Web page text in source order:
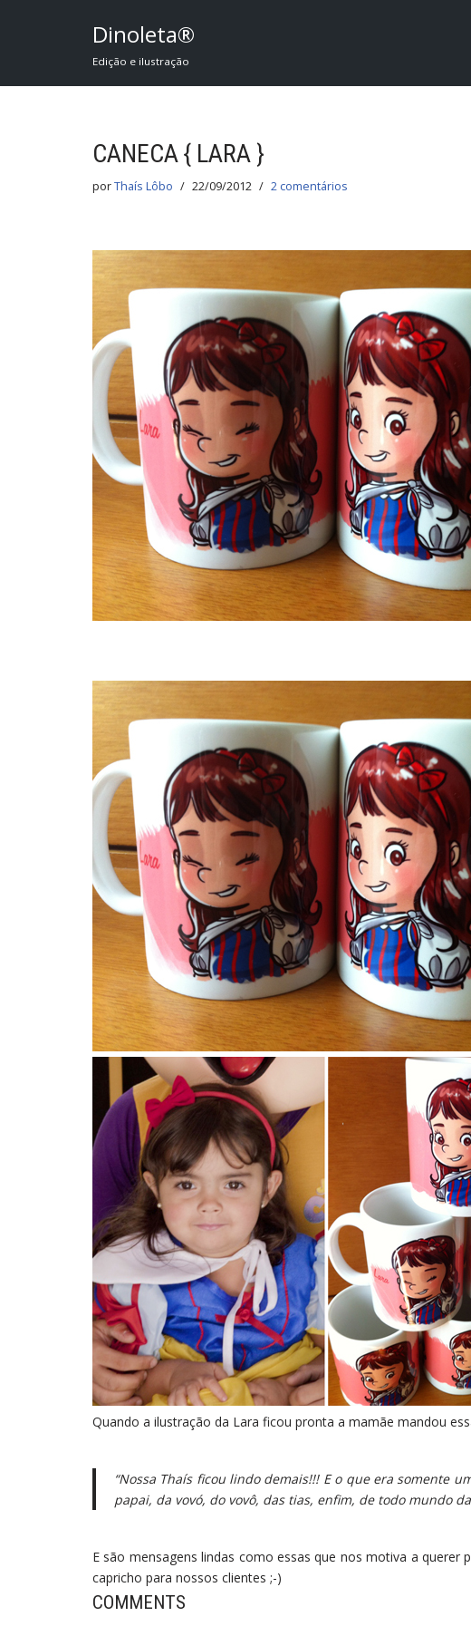
o
Dinoleta®
Edição e ilustração
CANECA { LARA }
porThaís Lôbo 22/09/2012 2 comentários
Quando a ilustração da Lara ficou pronta a mamãe mandou
“Nossa Thaís ficou lindo demais!!! E o que era somente
papai, da vovó, do vovô, das tias, enfim, de todo mundo
E são mensagens lindas como essas que nos motiva a
capricho para nossos clientes ;-)
COMMENTS